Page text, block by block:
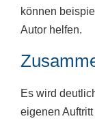
können
Autor helfen.
Es wird
eigenen